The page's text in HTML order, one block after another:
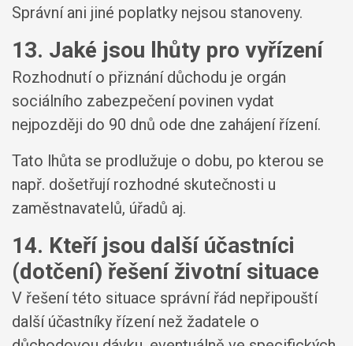
Správní ani jiné poplatky nejsou stanoveny.
13. Jaké jsou lhůty pro vyřízení
Rozhodnutí o přiznání důchodu je orgán
sociálního zabezpečení povinen vydat
nejpozději do 90 dnů ode dne zahájení řízení.
Tato lhůta se prodlužuje o dobu, po kterou se
např. došetřují rozhodné skutečnosti u
zaměstnavatelů, úřadů aj.
14. Kteří jsou další účastníci
(dotčení) řešení životní situace
V řešení této situace správní řád nepřipouští
další účastníky řízení než žadatele o